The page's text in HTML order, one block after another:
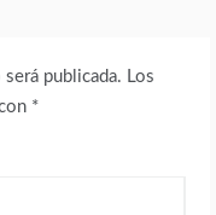
publicada. Los
*